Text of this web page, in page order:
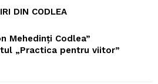
DIN CODLEA
Mehedinți Codlea”
„Practica pentru viitor”